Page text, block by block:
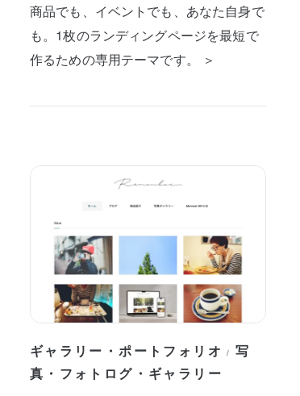
商品でも、イベントでも、あなた自身で
も。1枚のランディングページを最短で
作るための専用テーマです。 ＞
ギャラリー・ポートフォリオ /写
真・フォトログ・ギャラリー